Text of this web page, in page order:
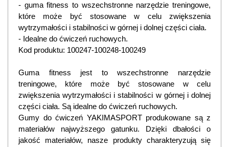
- guma fitness to wszechstronne narzędzie treningowe,
które może być
stosowane w celu zwiększenia
wytrzymałości i stabilności w górnej i dolnej części ciała.
- Idealne do ćwiczeń ruchowych.
Kod produktu: 100247-100248-100249
Guma fitness jest to wszechstronne narzędzie
treningowe, które może być stosowane w celu
zwiększenia wytrzymałości i stabilności w górnej i dolnej
części ciała. Są idealne do ćwiczeń ruchowych.
Gumy do ćwiczeń YAKIMASPORT produkowane są z
materiałów najwyższego gatunku. Dzięki dbałości o
jakość materiałów, nasze produkty charakteryzują się